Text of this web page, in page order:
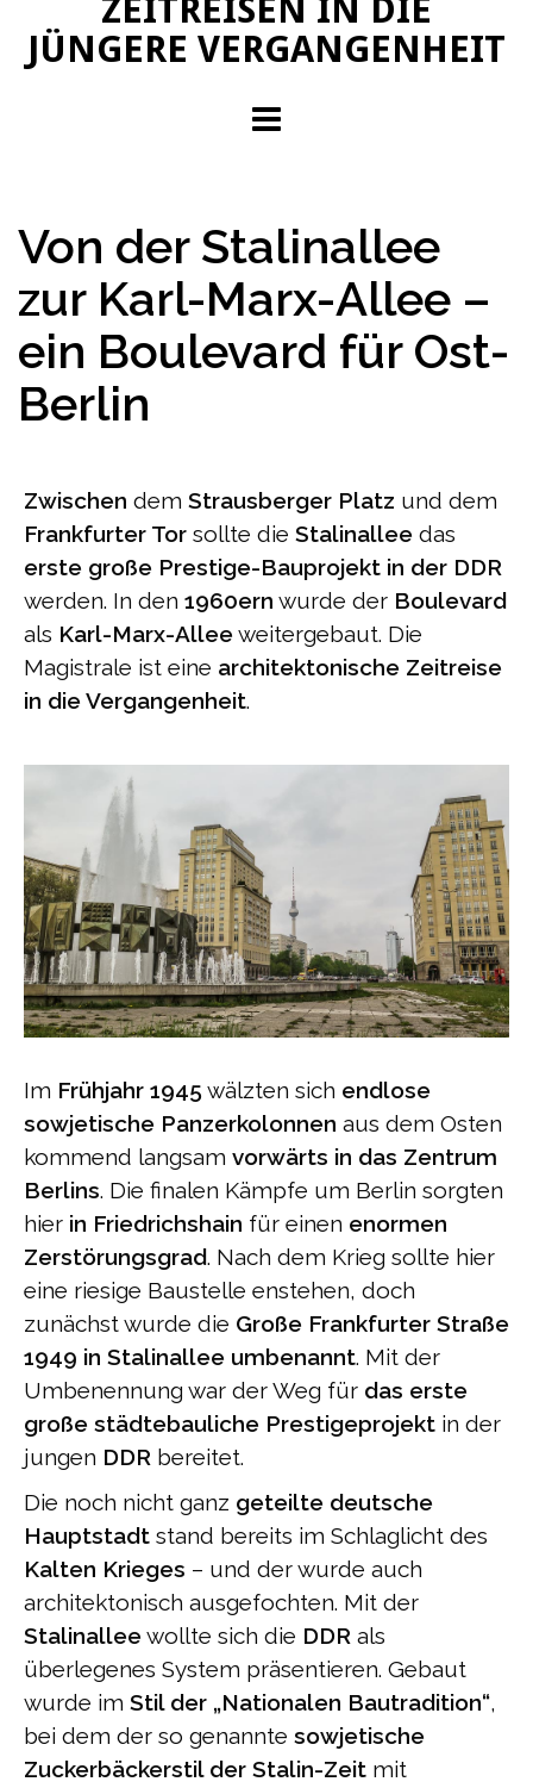
ZEITREISEN IN DIE
JÜNGERE VERGANGENHEIT
Von der Stalinallee
zur Karl-Marx-Allee –
ein Boulevard für Ost-
Berlin
Zwischen dem Strausberger Platz und dem
Frankfurter Tor sollte die Stalinallee das
erste große Prestige-Bauprojekt in der DDR
werden. In den 1960ern wurde der Boulevard
als Karl-Marx-Alleeweitergebaut. Die
Magistrale ist eine architektonische Zeitreise
in die Vergangenheit.
Im Frühjahr 1945wälzten sich endlose
sowjetische Panzerkolonnen aus dem Osten
kommend langsam vorwärts in das Zentrum
Berlins. Die finalen Kämpfe um Berlin sorgten
hier in Friedrichshain für einen enormen
Zerstörungsgrad. Nach dem Krieg sollte hier
eine riesige Baustelle enstehen, doch
zunächst wurde die Große Frankfurter Straße
1949 in Stalinallee umbenannt. Mit der
Umbenennung war der Weg für das erste
große städtebauliche Prestigeprojekt in der
jungen DDR bereitet.
Die noch nicht ganz geteilte deutsche
Hauptstadt stand bereits im Schlaglicht des
Kalten Krieges – und der wurde auch
architektonisch ausgefochten. Mit der
Stalinalleewollte sich die DDR als
überlegenes System präsentieren. Gebaut
wurde im Stil der „Nationalen Bautradition“,
bei dem der so genannte sowjetische
Zuckerbäckerstil der Stalin-Zeit mit